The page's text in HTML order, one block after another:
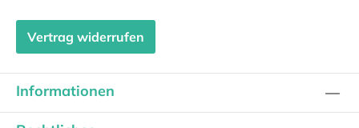
Vertrag widerrufen
Informationen